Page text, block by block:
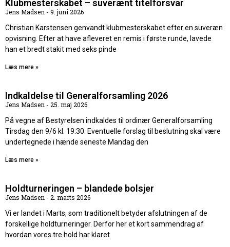
Klubmesterskabet – suverænt titelforsvar
Jens Madsen
9. juni 2026
Christian Karstensen genvandt klubmesterskabet efter en suveræn
opvisning. Efter at have afleveret en remis i første runde, lavede
han et bredt stakit med seks pinde
Læs mere »
Indkaldelse til Generalforsamling 2026
Jens Madsen
25. maj 2026
På vegne af Bestyrelsen indkaldes til ordinær Generalforsamling
Tirsdag den 9/6 kl. 19:30. Eventuelle forslag til beslutning skal være
undertegnede i hænde seneste Mandag den
Læs mere »
Holdturneringen – blandede bolsjer
Jens Madsen
2. marts 2026
Vi er landet i Marts, som traditionelt betyder afslutningen af de
forskellige holdturneringer. Derfor her et kort sammendrag af
hvordan vores tre hold har klaret